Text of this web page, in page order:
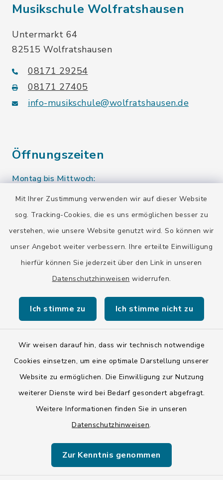
Mit Ihrer Zustimmung verwenden wir auf dieser Website
sog. Tracking-Cookies, die es uns ermöglichen besser zu
verstehen, wie unsere Website genutzt wird. So können wir
unser Angebot weiter verbessern. Ihre erteilte Einwilligung
hierfür können Sie jederzeit über den Link in unseren
Datenschutzhinweisen widerrufen.
Ich stimme zu Ich stimme nicht zu
Wir weisen darauf hin, dass wir technisch notwendige
Cookies einsetzen, um eine optimale Darstellung unserer
Website zu ermöglichen. Die Einwilligung zur Nutzung
weiterer Dienste wird bei Bedarf gesondert abgefragt.
Weitere Informationen finden Sie in unseren
Datenschutzhinweisen.
Zur Kenntnis genommen
Musikschule Wolfratshausen
Untermarkt 64
82515 Wolfratshausen
08171 29254
08171 27405
info-musikschule@wolfratshausen.de
Öffnungszeiten
Montag bis Mittwoch:
10.00-12.00 Uhr
Donnerstag:
10.00-12.00 Uhr
13.00-15.00 Uhr
Eine Terminvereinbarung ist auch außerhalb der
Öffnungszeiten möglich.
Kontakt
Datenschutz